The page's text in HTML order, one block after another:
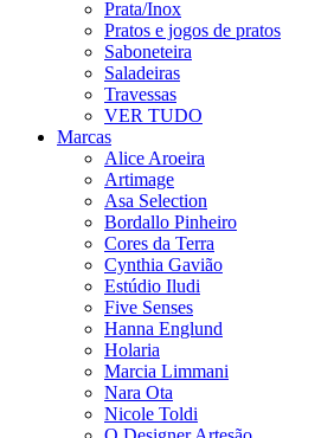
Prata/Inox
Pratos e jogos de pratos
Saboneteira
Saladeiras
Travessas
VER TUDO
Marcas
Alice Aroeira
Artimage
Asa Selection
Bordallo Pinheiro
Cores da Terra
Cynthia Gavião
Estúdio Iludi
Five Senses
Hanna Englund
Holaria
Marcia Limmani
Nara Ota
Nicole Toldi